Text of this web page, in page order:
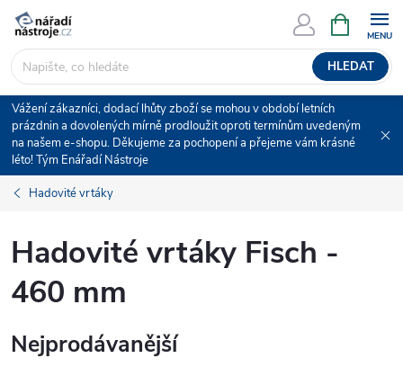
Přejít
obsah
HLEDAT
NÁKUPNÍ
KOŠÍK
Vážení zákazníci, dodací lhůty zboží se mohou v období letních
prázdnin a dovolených mírně prodloužit oproti termínům uvedeným
na našem e-shopu. Děkujeme za pochopení a přejeme vám krásné
léto! Tým Enářadí Nástroje
Hadovité vrtáky
Hadovité vrtáky Fisch -
460 mm
Nejprodávanější